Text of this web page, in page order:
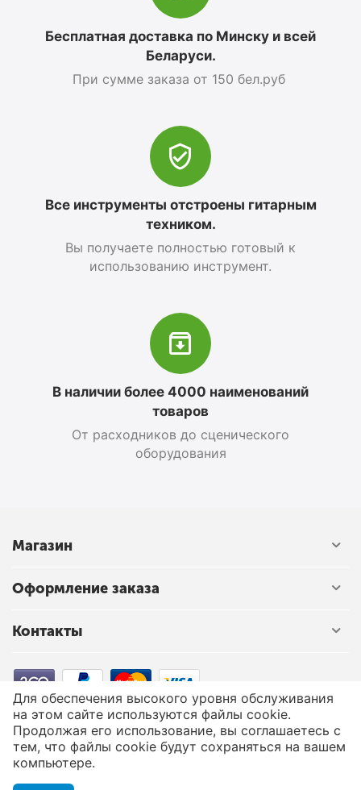
Бесплатная доставка по Минску и всей
Беларуси.
При сумме заказа от 150 бел.руб
Все инструменты отстроены гитарным
техником.
Вы получаете полностью готовый к
использованию инструмент.
В наличии более 4000 наименований
товаров
От расходников до сценического
оборудования
Магазин
Оформление заказа
Контакты
© 2003 - 2026 Твой Звук - магазин музыкальных инструментов.
Адрес розничного магазина: г. Минск ул. В. Хоружей 1а. ЧТУП
«Мьюзик Лайн» УНП 191001384 от 18.03.2008 Минским
горисполкомом, 220005 а/я 75 г.Минск, ул. В. Хоружей 1а
Для обеспечения высокого уровня обслуживания
на этом сайте используются файлы cookie.
Продолжая его использование, вы соглашаетесь с
тем, что файлы cookie будут сохраняться на вашем
компьютере.